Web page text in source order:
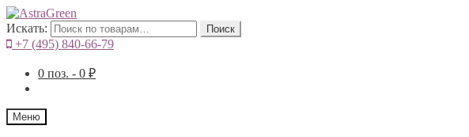
Искать: Поиск
+7 (495) 840-66-79
0 поз. - 0 ₽
Меню